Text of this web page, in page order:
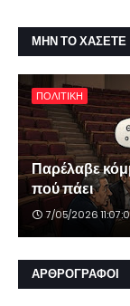
ΜΗΝ ΤΟ ΧΑΣΕΤΕ
ΠΟΛΙΤΙΚΗ
Παρέλαβε
πού πάει
7/05/2026
ΑΡΘΡΟΓΡΑΦΟΙ